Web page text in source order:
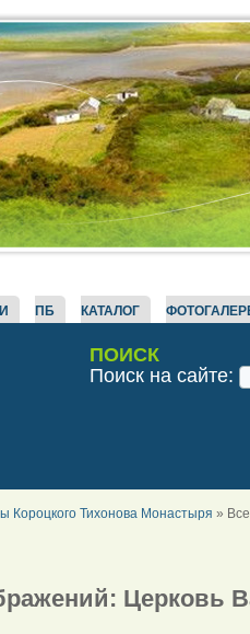
ПБ КАТАЛОГ
ПОИСК
Поиск на сайте:
Короцкого Тихонова Монастыря »
Церковь